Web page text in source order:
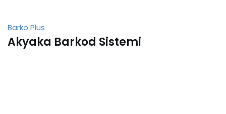
Barko Plus
Akyaka Barkod Sistemi